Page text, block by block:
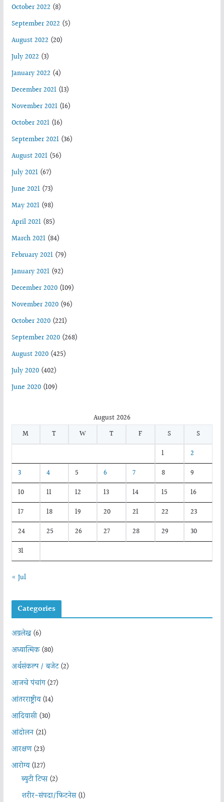
October 2022 (8)
September 2022 (5)
August 2022 (20)
July 2022 (3)
January 2022 (4)
December 2021(13)
November 2021(16)
October 2021(16)
September 2021(36)
August 2021(56)
July 2021(67)
June 2021(73)
May 2021(98)
April 2021(85)
March 2021(84)
February 2021(79)
January 2021(92)
December 2020(109)
November 2020(96)
October 2020(221)
September 2020(268)
August 2020(425)
July 2020(402)
June 2020(109)
August 2026
M
T W T F S
S
1
2
3
4 5 6 7 8
9
10
11 12 13 14 15
16
17
18 19 20 21 22
23
24
25 26 27 28 29
30
31
« Jul
Categories
अग्रलेख(6)
अध्यात्मिक(80)
अर्थसंकल्प / बजेट(2)
आजचे पंचांग(27)
आंतरराष्ट्रीय(14)
आदिवासी(30)
आंदोलन(21)
आरक्षण(23)
आरोग्य(127)
ब्युटी टिप्स(2)
शरीर-संपदा/फिटनेस(1)